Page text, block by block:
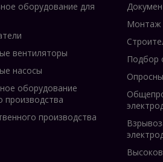
оборудование для
вентиляторы
насосы
оборудование
производства
производства
Монтаж
Подбор